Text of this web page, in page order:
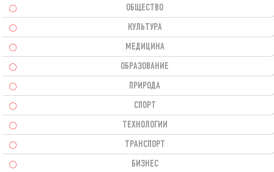
ОБЩЕСТВО
КУЛЬТУРА
МЕДИЦИНА
ОБРАЗОВАНИЕ
ПРИРОДА
СПОРТ
ТЕХНОЛОГИИ
ТРАНСПОРТ
БИЗНЕС